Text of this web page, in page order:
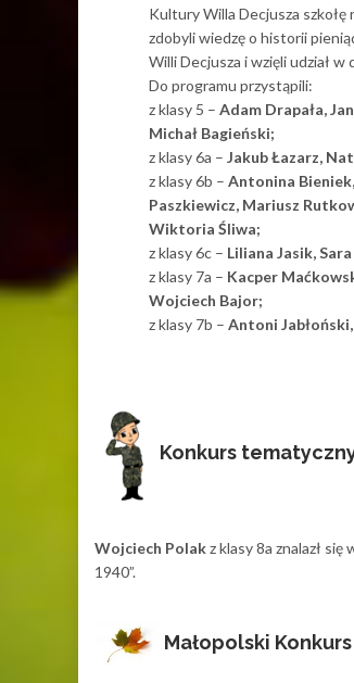
Kultury Willa Decjusza
zdobyli wiedzę o historii
Willi Decjusza i wzięli udział
Do programu przystąpili:
z klasy 5 –Adam Drapała,
Michał Bagieński;
z klasy 6a –Jakub Łazarz,
z klasy 6b –Antonina
Paszkiewicz, Mariusz
Wiktoria Śliwa;
z klasy 6c – Liliana Jasik,
z klasy 7a – Kacper
Wojciech Bajor;
z klasy 7b –Antoni
Konkurs
Wojciech Polakz klasy 8a znalazł
1940”.
Małopolski